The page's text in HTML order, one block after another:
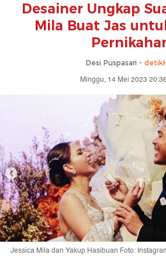
Desainer Ungkap
Mila Buat Jas
Desi Puspasari -
Minggu, 14 Mei 2023
Jessica Mila dan Yakup Hasibuan Foto: